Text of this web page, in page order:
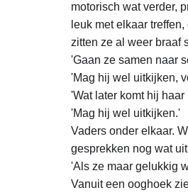
motorisch wat verder,
leuk met elkaar
zitten ze al weer braaf
'Gaan ze samen naar
'Mag hij wel uitkijken,
'Wat later komt hij
'Mag hij wel uitkijken.'
Vaders onder elkaar.
gesprekken nog wat
'Als ze maar gelukkig
Vanuit een ooghoek